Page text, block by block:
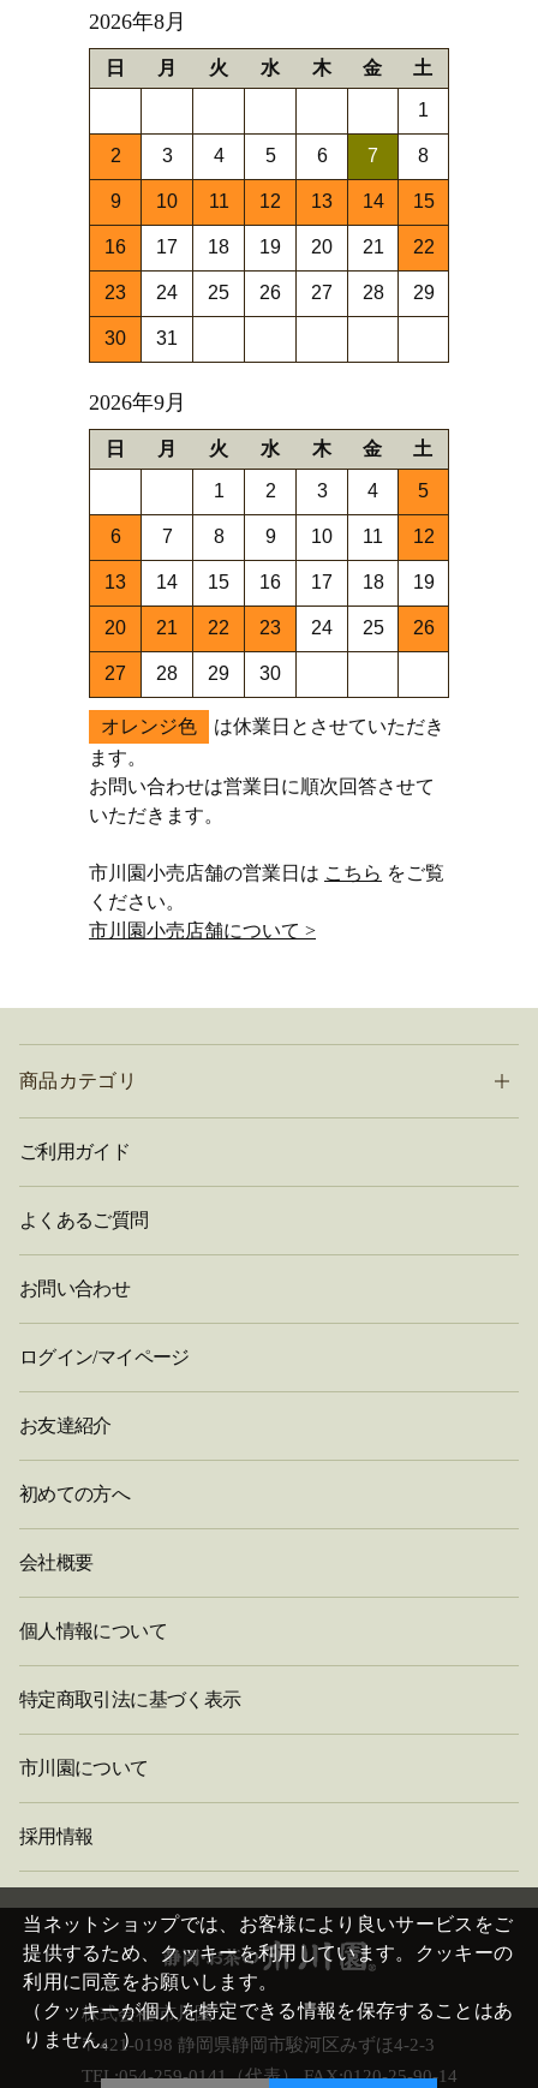
2026年8月
日 月 火 水 木 金 土
1
2 3 4 5 6 7 8
9 10 11 12 13 14 15
16 17 18 19 20 21 22
23 24 25 26 27 28 29
30 31
2026年9月
日 月 火 水 木 金 土
1 2 3 4 5
6 7 8 9 10 11 12
13 14 15 16 17 18 19
20 21 22 23 24 25 26
27 28 29 30
オレンジ色
は休業日とさせていただき
ます。
お問い合わせは営業日に順次回答させて
いただきます。
市川園小売店舗の営業日は こちら をご覧
ください。
市川園小売店舗について >
商品カテゴリ
ご利用ガイド
よくあるご質問
お問い合わせ
ログイン/マイページ
お友達紹介
初めての方へ
会社概要
個人情報について
特定商取引法に基づく表示
市川園について
採用情報
株式会社 市川園
〒421-0198 静岡県静岡市駿河区みずほ4-2-3
TEL:054-259-0141（代表） FAX:0120-25-90-14
当ネットショップでは、お客様により良いサービスをご
提供するため、クッキーを利用しています。クッキーの
利用に同意をお願いします。
（クッキーが個人を特定できる情報を保存することはあ
りません。）
閉
じ
る